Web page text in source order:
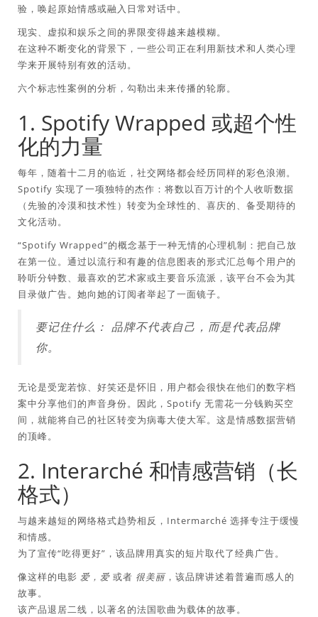
验，唤起原始情感或融入日常对话中。
现实、虚拟和娱乐之间的界限变得越来越模糊。
在这种不断变化的背景下，一些公司正在利用新技术和人类心理
学来开展特别有效的活动。
六个标志性案例的分析，勾勒出未来传播的轮廓。
1. Spotify Wrapped 或超个性
化的力量
每年，随着十二月的临近，社交网络都会经历同样的彩色浪潮。
Spotify 实现了一项独特的杰作：将数以百万计的个人收听数据
（先验的冷漠和技术性）转变为全球性的、喜庆的、备受期待的
文化活动。
“Spotify Wrapped”的概念基于一种无情的心理机制：把自己放
在第一位。通过以流行和有趣的信息图表的形式汇总每个用户的
聆听分钟数、最喜欢的艺术家或主要音乐流派，该平台不会为其
目录做广告。她向她的订阅者举起了一面镜子。
要记住什么： 品牌不代表自己，而是代表品牌
你。
无论是受宠若惊、好笑还是怀旧，用户都会很快在他们的数字档
案中分享他们的声音身份。因此，Spotify 无需花一分钱购买空
间，就能将自己的社区转变为病毒大使大军。这是情感数据营销
的顶峰。
2. Interarché 和情感营销（长
格式）
与越来越短的网络格式趋势相反，Intermarché 选择专注于缓慢
和情感。
为了宣传“吃得更好”，该品牌用真实的短片取代了经典广告。
像这样的电影 爱，爱 或者 很美丽，该品牌讲述着普遍而感人的
故事。
该产品退居二线，以著名的法国歌曲为载体的故事。